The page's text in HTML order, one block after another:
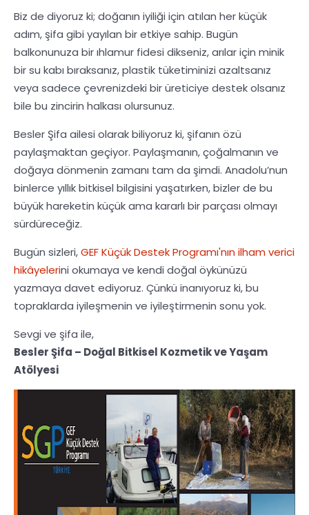
Biz de diyoruz ki; doğanın iyiliği için atılan her küçük
adım, şifa gibi yayılan bir etkiye sahip. Bugün
balkonunuza bir ıhlamur fidesi dikseniz, arılar için minik
bir su kabı bıraksanız, plastik tüketiminizi azaltsanız
veya sadece çevrenizdeki bir üreticiye destek olsanız
bile bu zincirin halkası olursunuz.
Besler Şifa ailesi olarak biliyoruz ki, şifanın özü
paylaşmaktan geçiyor. Paylaşmanın, çoğalmanın ve
doğaya dönmenin zamanı tam da şimdi. Anadolu’nun
binlerce yıllık bitkisel bilgisini yaşatırken, bizler de bu
büyük hareketin küçük ama kararlı bir parçası olmayı
sürdüreceğiz.
Bugün sizleri,GEF Küçük Destek Programı'nın ilham verici
hikâyelerini okumaya ve kendi doğal öykünüzü
yazmaya davet ediyoruz. Çünkü inanıyoruz ki, bu
topraklarda iyileşmenin ve iyileştirmenin sonu yok.
Sevgi ve şifa ile,
Besler Şifa – Doğal Bitkisel Kozmetik ve Yaşam
Atölyesi